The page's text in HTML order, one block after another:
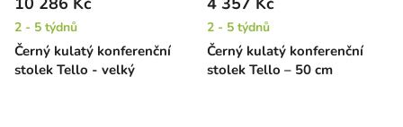
Černý kulatý konferenční
stolek Tello - velký
2 - 5 týdnů
Černý kulatý konferenční
stolek Tello – 50 cm
2 - 5 týdnů